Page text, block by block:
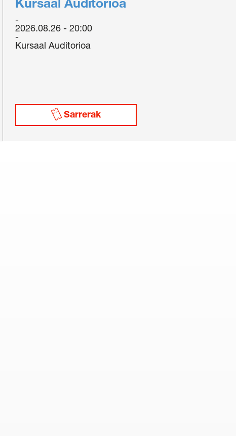
Kursaal Auditorioa
2026.08.26 - 20:00
Kursaal Auditorioa
Sarrerak